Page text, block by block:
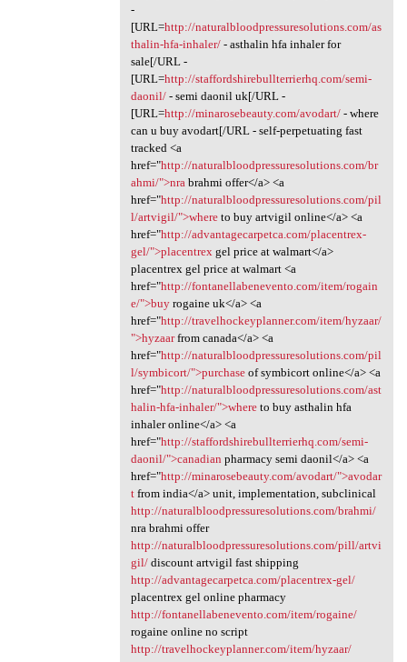
-
[URL=http://naturalbloodpressuresolutions.com/as
thalin-hfa-inhaler/- asthalin hfa inhaler for
sale[/URL -
[URL=http://staffordshirebullterrierhq.com/semi-
daonil/- semi daonil uk[/URL -
[URL=http://minarosebeauty.com/avodart/- where
can u buy avodart[/URL - self-perpetuating fast
tracked <a
href="http://naturalbloodpressuresolutions.com/br
ahmi/">nra brahmi offer</a> <a
href="http://naturalbloodpressuresolutions.com/pil
l/artvigil/">whereto buy artvigil online</a> <a
href="http://advantagecarpetca.com/placentrex-
gel/">placentrex gel price at walmart</a>
placentrex gel price at walmart <a
href="http://fontanellabenevento.com/item/rogain
e/">buyrogaine uk</a> <a
href="http://travelhockeyplanner.com/item/hyzaar/
">hyzaarfrom canada</a> <a
href="http://naturalbloodpressuresolutions.com/pil
l/symbicort/">purchaseof symbicort online</a> <a
href="http://naturalbloodpressuresolutions.com/ast
halin-hfa-inhaler/">whereto buy asthalin hfa
inhaler online</a> <a
href="http://staffordshirebullterrierhq.com/semi-
daonil/">canadian pharmacy semi daonil</a> <a
href="http://minarosebeauty.com/avodart/">avodar
tfrom india</a> unit, implementation, subclinical
http://naturalbloodpressuresolutions.com/brahmi/
nra brahmi offer
http://naturalbloodpressuresolutions.com/pill/artvi
gil/discount artvigil fast shipping
http://advantagecarpetca.com/placentrex-gel/
placentrex gel online pharmacy
http://fontanellabenevento.com/item/rogaine/
rogaine online no script
http://travelhockeyplanner.com/item/hyzaar/